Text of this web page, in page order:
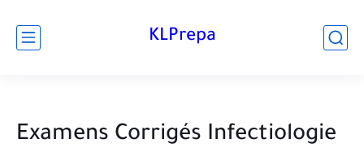
KLPrepa
Examens Corrigés Infectiologie